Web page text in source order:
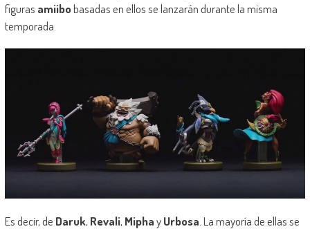
figuras amiibobasadas en ellos se lanzarán durante la misma
temporada.
Es decir, de Daruk, Revali, MiphayUrbosa . La mayoría de ellas se